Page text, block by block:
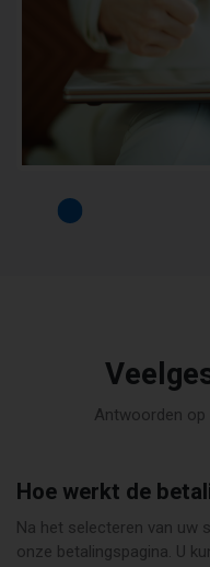
Antwoorden op
Hoe werkt de
Na het selecteren van uw
onze betalingspagina. U